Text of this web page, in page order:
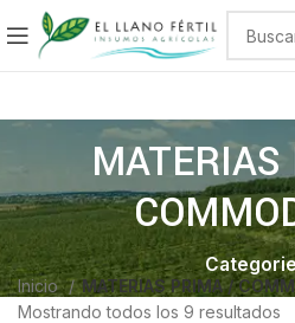
Inicio
MATERIAS PRIMA /
Mostrando todos los 9 resultados